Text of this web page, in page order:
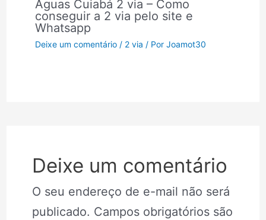
Águas Cuiabá 2 via – Como
conseguir a 2 via pelo site e
Whatsapp
Deixe um comentário / 2 via / Por Joamot30
Deixe um comentário
O seu endereço de e-mail não será
publicado. Campos obrigatórios são